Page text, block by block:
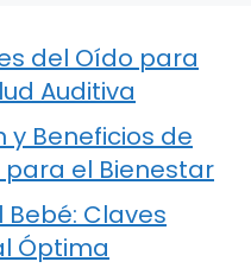
del Oído para
Auditiva
y Beneficios de
para el Bienestar
Bebé: Claves
Óptima